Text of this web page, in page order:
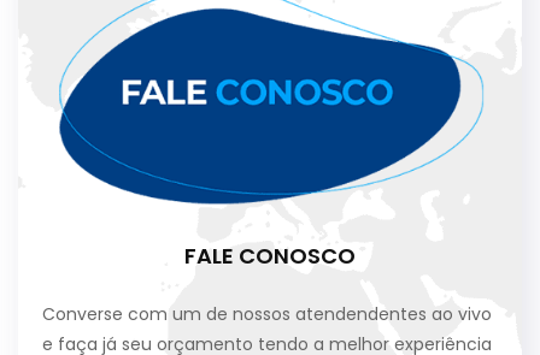
FALE CONOSCO
Converse com um de nossos atendendentes ao vivo
e faça já seu orçamento tendo a melhor experiência